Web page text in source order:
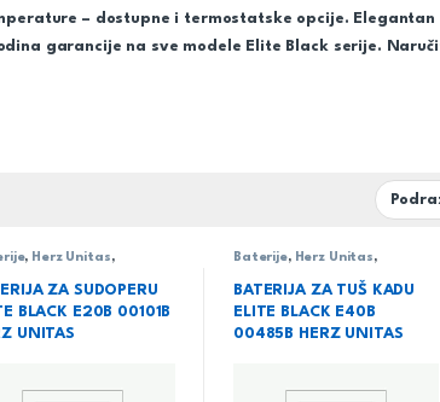
– dostupne i termostatske opcije.
garancije na sve modele Elite Black serije.
, Herz Unitas,
ZA SUDOPERU
BLACK E20B 00101B
UNITAS
Baterije, Herz Unitas,
BATERIJA ZA TUŠ KADU
ELITE BLACK E40B
00485B HERZ UNITAS